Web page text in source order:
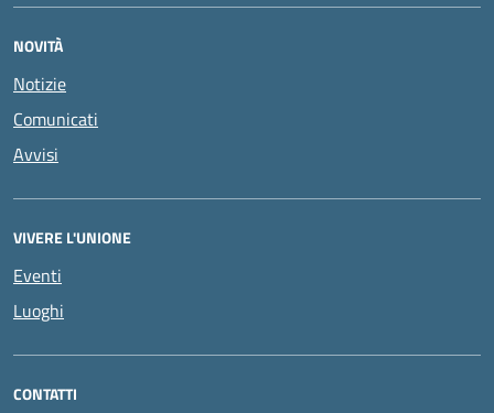
NOVITÀ
Notizie
Comunicati
Avvisi
VIVERE L'UNIONE
Eventi
Luoghi
CONTATTI